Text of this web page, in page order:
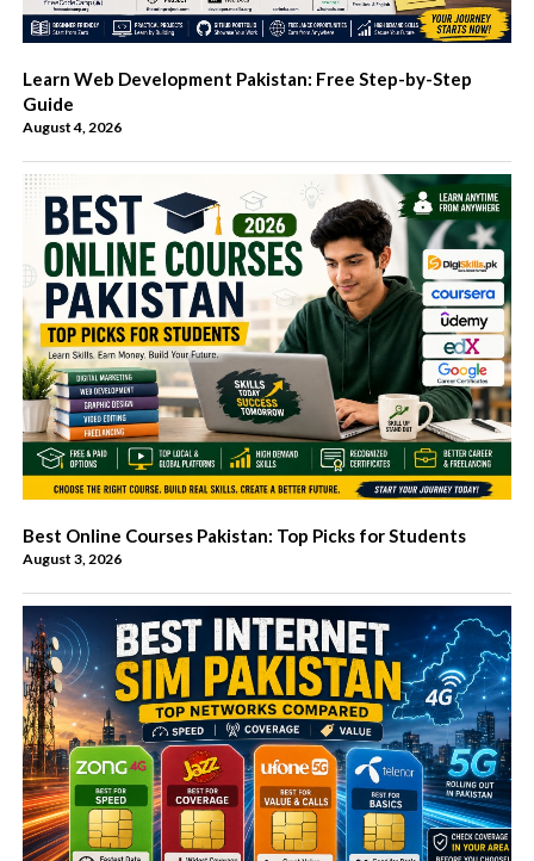
Learn Web Development Pakistan: Free Step-by-Step
Guide
August 4, 2026
Best Online Courses Pakistan: Top Picks for Students
August 3, 2026